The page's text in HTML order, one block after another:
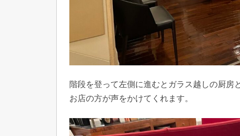
階段を登って左側に進むとガラス越しの厨房
お店の方が声をかけてくれます。